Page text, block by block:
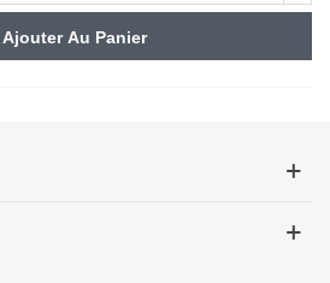
Ajouter Au Panier